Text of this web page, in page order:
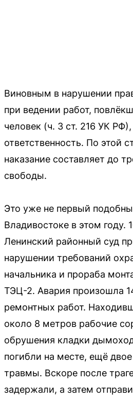
Виновным в нарушении
при ведении работ,
человек (ч. 3 ст. 216 УК РФ),
ответственность. По этой
наказание составляет до
свободы.
Это уже не первый
Владивостоке в этом году.
Ленинский районный суд
нарушении требований
начальника и прораба
ТЭЦ-2. Авария произошла
ремонтных работ.
около 8 метров рабочие
обрушения кладки
погибли на месте, ещё
травмы. Вскоре после
задержали, а затем